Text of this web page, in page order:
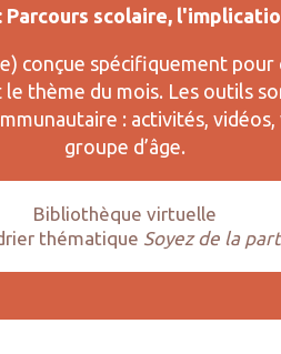
Parcours scolaire,
conçue spécifiquement
thème du mois. Les outils
: activités,
groupe d’âge.
Bibliothèque virtuelle
thématique Soyez de la